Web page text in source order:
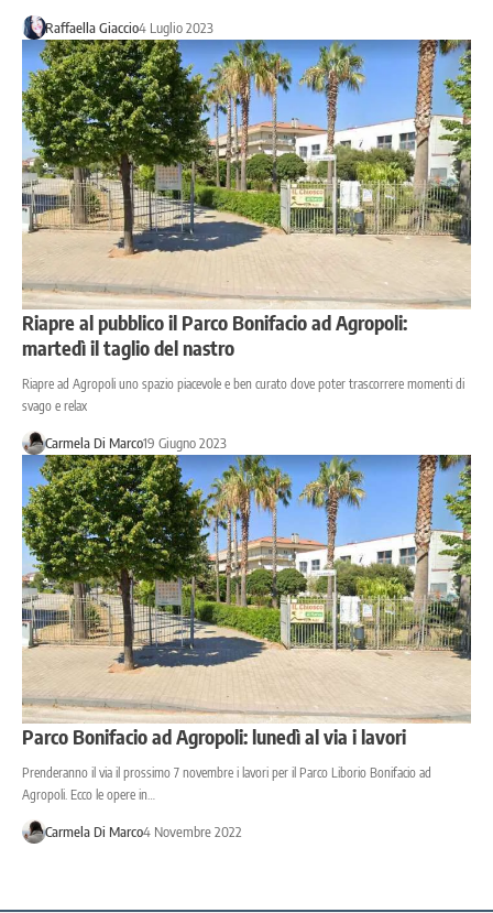
Raffaella Giaccio4 Luglio 2023
Riapre al pubblico il Parco Bonifacio ad Agropoli:
martedì il taglio del nastro
Riapre ad Agropoli uno spazio piacevole e ben curato dove poter trascorrere momenti di
svago e relax
Carmela Di Marco19 Giugno 2023
Parco Bonifacio ad Agropoli: lunedì al via i lavori
Prenderanno il via il prossimo 7 novembre i lavori per il Parco Liborio Bonifacio ad
Agropoli. Ecco le opere in…
Carmela Di Marco4 Novembre 2022